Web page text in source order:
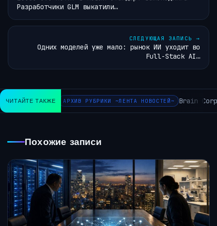
Разработчики GLM выкатили…
СЛЕДУЮЩАЯ ЗАПИСЬ →
Одних моделей уже мало: рынок ИИ уходит во
Full-Stack AI…
ЧИТАЙТЕ ТАКЖЕ АРХИВ РУБРИКИ ~ЛЕНТА НОВОСТЕЙ~ Brain Corp
Похожие записи